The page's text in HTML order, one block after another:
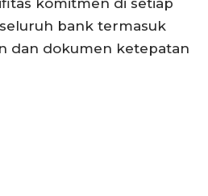
bank termasuk
dan dokumen ketepatan